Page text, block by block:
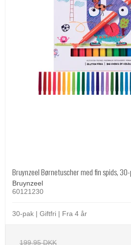
Bruynzeel Børnetuscher med fin spids,
Bruynzeel
60121230
30-pak | Giftfri | Fra 4 år
199,95 DKK